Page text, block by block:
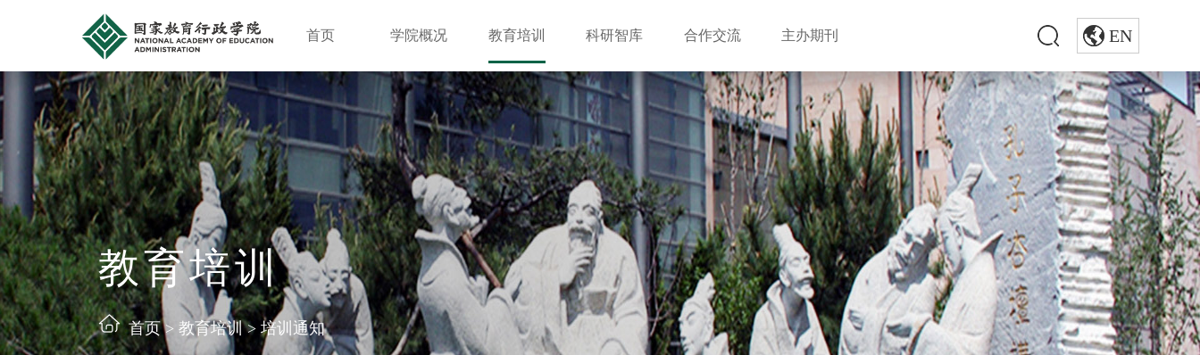
首页 学院概况 教育培训 科研智库 合作交流 主办期刊 EN
首页> 教育培训> 培训通知
教育培训